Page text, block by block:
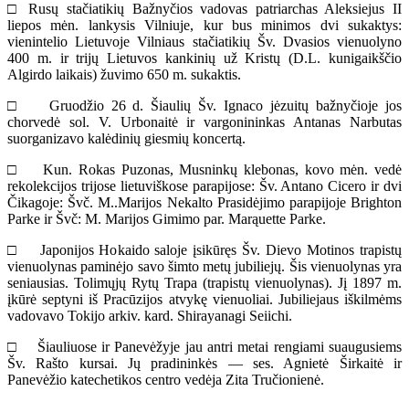
□ Rusų stačiatikių Bažnyčios vadovas patriarchas Aleksiejus II
liepos mėn. lankysis Vilniuje, kur bus minimos dvi sukaktys:
vienintelio Lietuvoje Vilniaus stačiatikių Šv. Dvasios vienuolyno
400 m. ir trijų Lietuvos kankinių už Kristų (D.L. kunigaikščio
Algirdo laikais) žuvimo 650 m. sukaktis.
□ Gruodžio 26 d. Šiaulių Šv. Ignaco jėzuitų bažnyčioje jos
chorvedė sol. V. Urbonaitė ir vargonininkas Antanas Narbutas
suorganizavo kalėdinių giesmių koncertą.
□ Kun. Rokas Puzonas, Musninkų klebonas, kovo mėn. vedė
rekolekcijos trijose lietuviškose parapijose: Šv. Antano Cicero ir dvi
Čikagoje: Švč. M..Marijos Nekalto Prasidėjimo parapijoje Brighton
Parke ir Švč: M. Marijos Gimimo par. Marąuette Parke.
□ Japonijos Hokaido saloje įsikūręs Šv. Dievo Motinos trapistų
vienuolynas paminėjo savo šimto metų jubiliejų. Šis vienuolynas yra
seniausias. Tolimųjų Rytų Trapa (trapistų vienuolynas). Jį 1897 m.
įkūrė septyni iš Pracūzijos atvykę vienuoliai. Jubiliejaus iškilmėms
vadovavo Tokijo arkiv. kard. Shirayanagi Seiichi.
□ Šiauliuose ir Panevėžyje jau antri metai rengiami suaugusiems
Šv. Rašto kursai. Jų pradininkės — ses. Agnietė Širkaitė ir
Panevėžio katechetikos centro vedėja Zita Tručionienė.